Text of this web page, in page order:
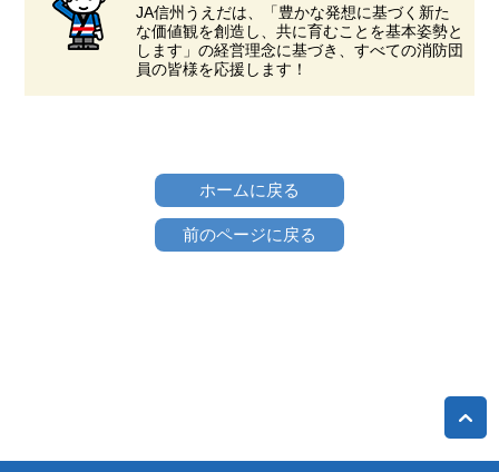
JA信州うえだは、「豊かな発想に基づく新た
な価値観を創造し、共に育むことを基本姿勢と
します」の経営理念に基づき、すべての消防団
員の皆様を応援します！
ホームに戻る
前のページに戻る